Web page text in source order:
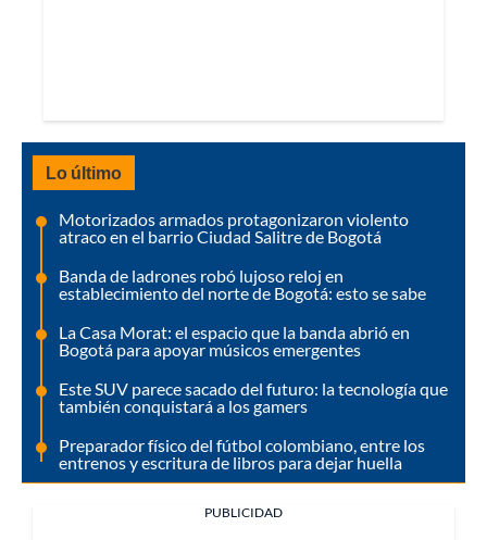
Lo último
Motorizados armados protagonizaron violento
atraco en el barrio Ciudad Salitre de Bogotá
Banda de ladrones robó lujoso reloj en
establecimiento del norte de Bogotá: esto se sabe
La Casa Morat: el espacio que la banda abrió en
Bogotá para apoyar músicos emergentes
Este SUV parece sacado del futuro: la tecnología que
también conquistará a los gamers
Preparador físico del fútbol colombiano, entre los
entrenos y escritura de libros para dejar huella
PUBLICIDAD